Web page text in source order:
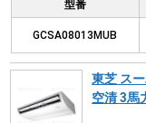
型番
GCSA08013MUB
東芝 ス
空清 3馬